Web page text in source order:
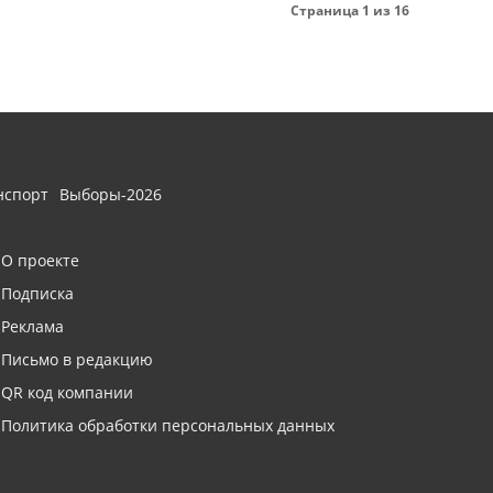
Страница 1 из 16
Выборы-2026
О проекте
Подписка
Реклама
Письмо в редакцию
QR код компании
Политика обработки персональных данных